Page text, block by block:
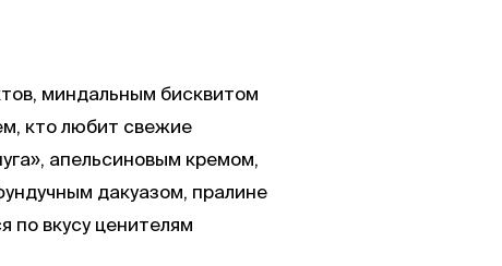
миндальным бисквитом
кто любит свежие
апельсиновым кремом,
дакуазом, пралине
по вкусу ценителям